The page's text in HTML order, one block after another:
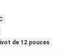
de 12 pouces